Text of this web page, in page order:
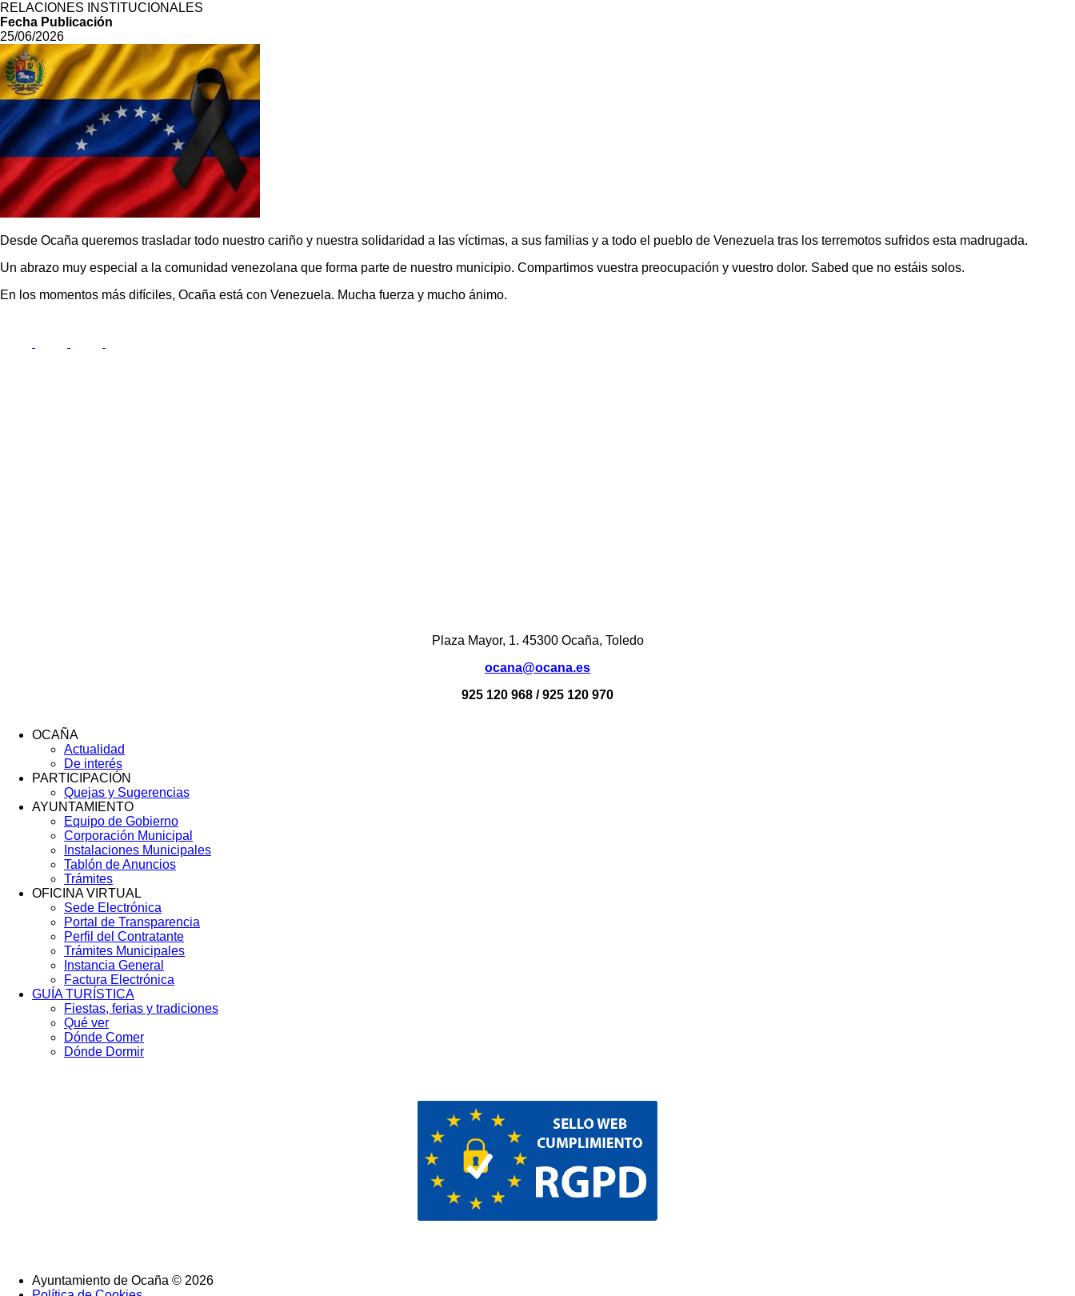
RELACIONES INSTITUCIONALES
Fecha Publicación
25/06/2026
Desde Ocaña queremos trasladar todo nuestro cariño y nuestra solidaridad a las víctimas, a sus familias y a todo el pueblo de Venezuela tras los terremotos sufridos esta madrugada.
Un abrazo muy especial a la comunidad venezolana que forma parte de nuestro municipio. Compartimos vuestra preocupación y vuestro dolor. Sabed que no estáis solos.
En los momentos más difíciles, Ocaña está con Venezuela. Mucha fuerza y mucho ánimo.
Plaza Mayor, 1. 45300 Ocaña, Toledo
ocana@ocana.es
925 120 968 / 925 120 970
OCAÑA
Actualidad
De interés
PARTICIPACIÓN
Quejas y Sugerencias
AYUNTAMIENTO
Equipo de Gobierno
Corporación Municipal
Instalaciones Municipales
Tablón de Anuncios
Trámites
OFICINA VIRTUAL
Sede Electrónica
Portal de Transparencia
Perfil del Contratante
Trámites Municipales
Instancia General
Factura Electrónica
GUÍA TURÍSTICA
Fiestas, ferias y tradiciones
Qué ver
Dónde Comer
Dónde Dormir
Ayuntamiento de Ocaña © 2026